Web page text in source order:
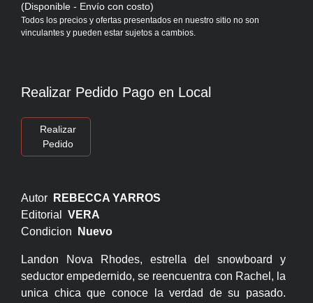
(Disponible - Envío con costo)
Todos los precios y ofertas presentados en nuestro sitio no son
vinculantes y pueden estar sujetos a cambios.
Realizar Pedido Pago en Local
Realizar
Pedido
Autor
REBECCA YARROS
Editorial VERA
Condicion
Nuevo
Landon Nova Rhodes, estrella del snowboard y
seductor empedernido, se reencuentra con Rachel, la
unica chica que conoce la verdad de su pasado.